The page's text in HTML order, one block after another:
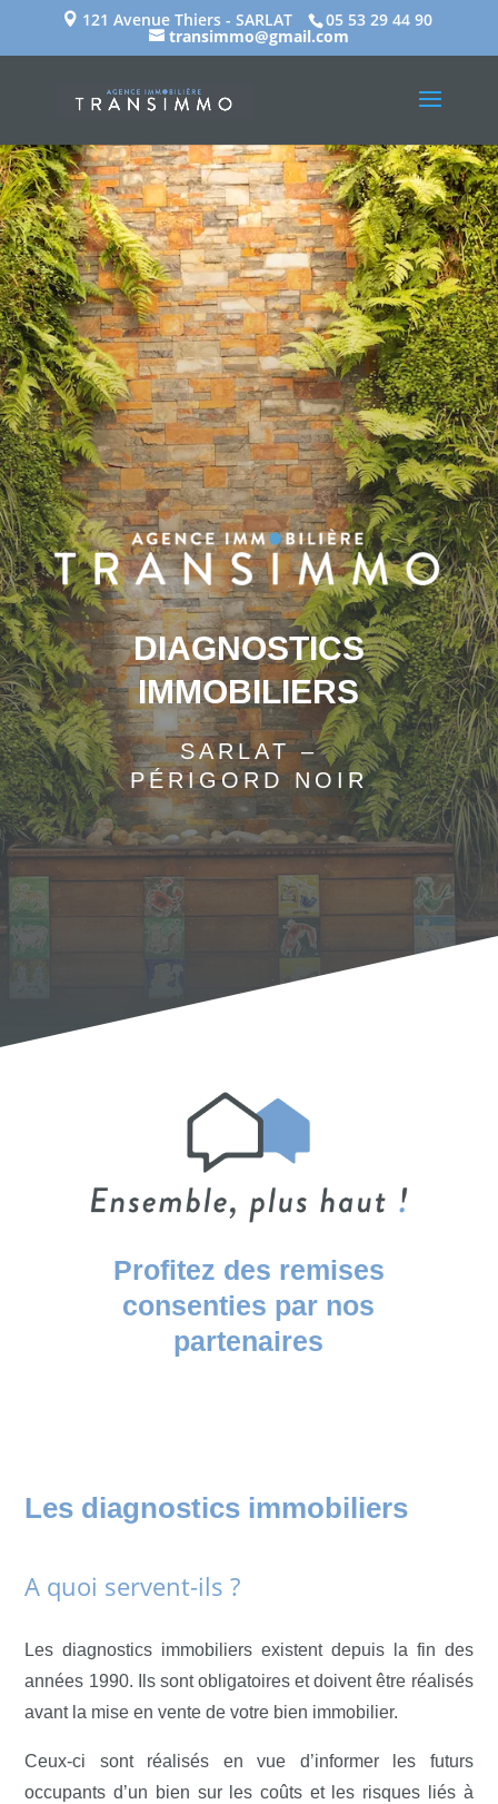
121 Avenue Thiers - SARLAT 05 53 29 44 90
transimmo@gmail.com
DIAGNOSTICS
IMMOBILIERS
SARLAT –
PÉRIGORD NOIR
Profitez des remises
consenties par nos
partenaires
Les diagnostics immobiliers
A quoi servent-ils ?
Les diagnostics immobiliers existent depuis la fin des
années 1990. Ils sont obligatoires et doivent être réalisés
avant la mise en vente de votre bien immobilier.
Ceux-ci sont réalisés en vue d’informer les futurs
occupants d’un bien sur les coûts et les risques liés à